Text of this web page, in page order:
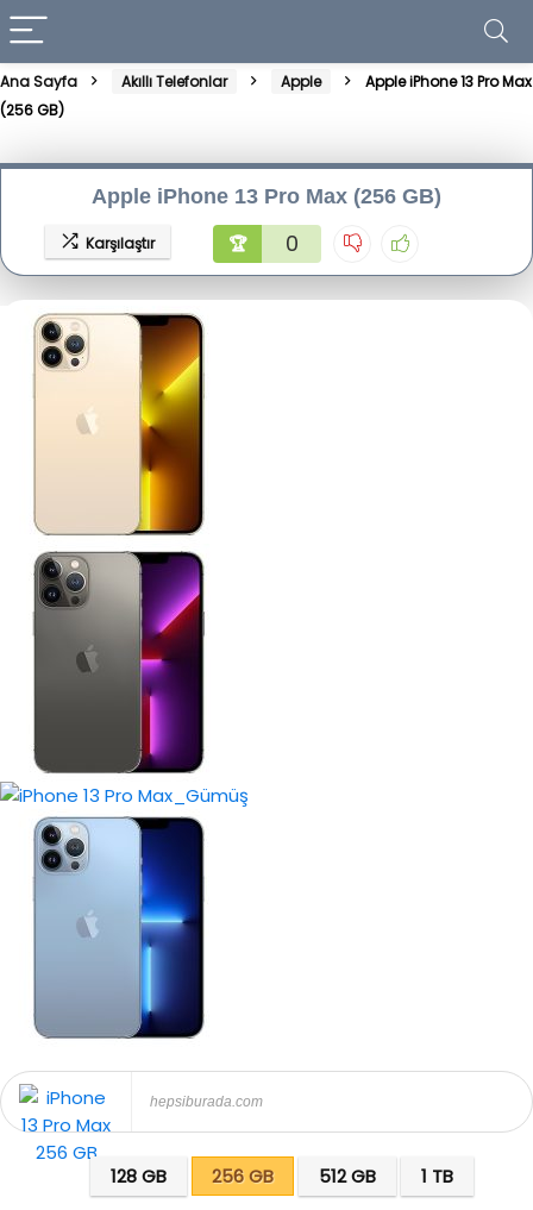
Ana Sayfa Akıllı Telefonlar Apple
Apple iPhone 13 Pro Max
(256 GB)
Apple iPhone 13 Pro Max (256 GB)
Karşılaştır 🏆 0
hepsiburada.com
128 GB 256 GB 512 GB 1 TB